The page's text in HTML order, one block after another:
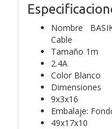
Nombre
Cable
Tamaño 1m
2.4A
Color Blanco
Dimensiones
9x3x16
Embalaje:
49x17x10